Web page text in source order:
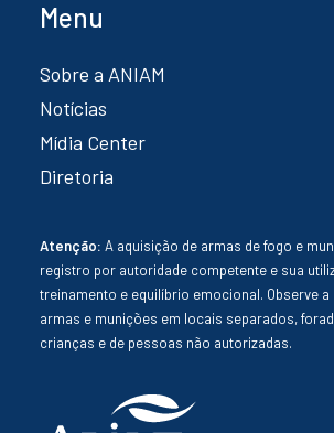
Menu
Sobre a ANIAM
Notícias
Mídia Center
Diretoria
Atenção: A aquisição de armas de fogo e
registro por autoridade competente e sua
treinamento e equilíbrio emocional. Observe a
armas e munições em locais separados,
crianças e de pessoas não autorizadas.